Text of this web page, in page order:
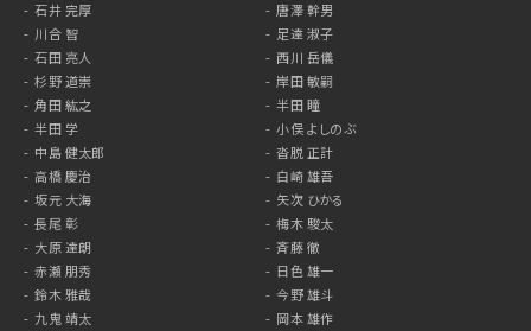
石井 完厚
唐澤 幹男
川合 智
足達 淑子
石田 亮人
西川 岳儀
杉野 道崇
岸田 敏嗣
角田 紘之
半田 瞳
半田 学
小俣 よしのぶ
中島 健太郎
沓脱 正計
高橋 慶治
白崎 雄吾
坂元 大海
矢次 ひかる
長尾 彰
梅木 駿太
大原 達朗
斉藤 徹
赤瀬 朋秀
日色 雄一
鈴木 雅哉
今野 雄斗
九鬼 靖太
岡本 雄作